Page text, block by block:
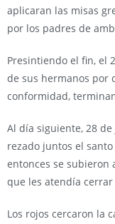
aplicaran las misas
por los padres de
Presintiendo el fin, el
de sus hermanos por
conformidad,
Al día siguiente, 28
rezado juntos el
entonces se subieron
que les atendía
Los rojos cercaron la